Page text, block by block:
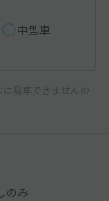
中型車
駐車できませんの
のみ